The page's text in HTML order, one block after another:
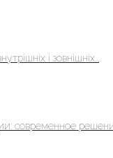
і зовнішніх...
современное